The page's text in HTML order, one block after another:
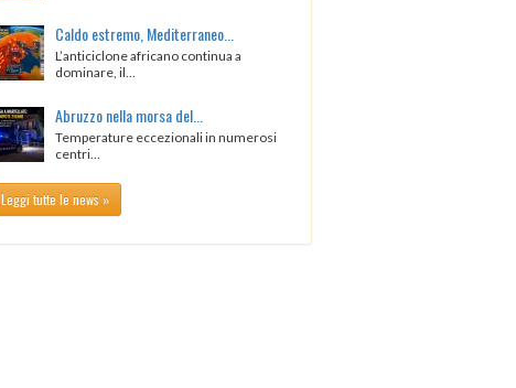
Caldo estremo, Mediterraneo...
L’anticiclone africano continua a
dominare, il...
Abruzzo nella morsa del...
Temperature eccezionali in numerosi
centri...
Leggi tutte le news »